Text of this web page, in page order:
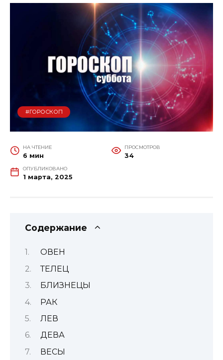
#ГОРОСКОП
НА ЧТЕНИЕ
6 мин
ПРОСМОТРОВ
34
ОПУБЛИКОВАНО
1 марта, 2025
Содержание
ОВЕН
ТЕЛЕЦ
БЛИЗНЕЦЫ
РАК
ЛЕВ
ДЕВА
ВЕСЫ